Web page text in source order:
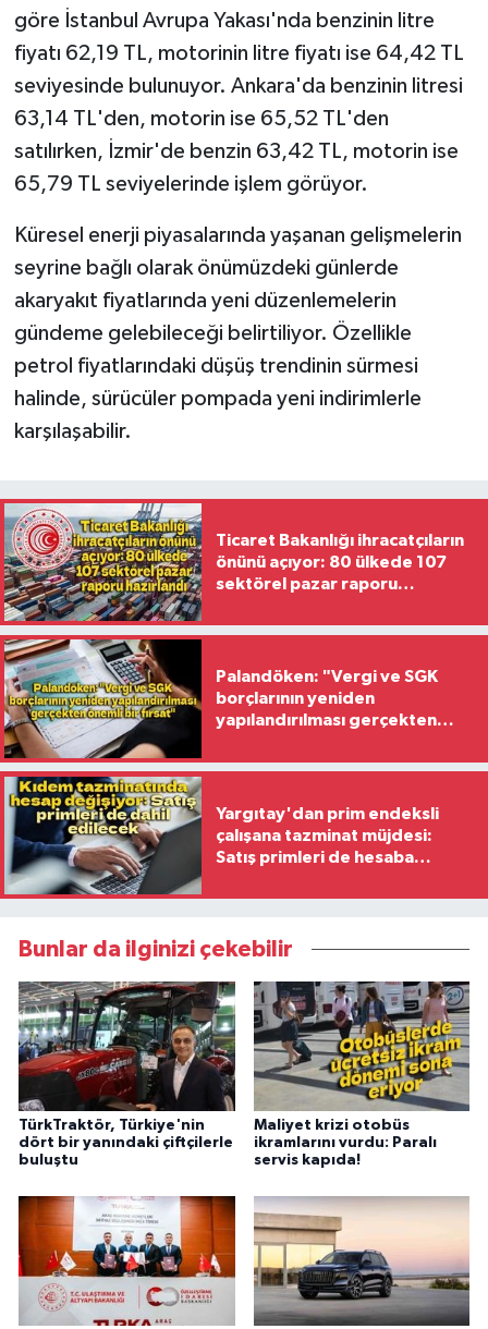
göre İstanbul Avrupa Yakası'nda benzinin litre
fiyatı 62,19 TL, motorinin litre fiyatı ise 64,42 TL
seviyesinde bulunuyor. Ankara'da benzinin litresi
63,14 TL'den, motorin ise 65,52 TL'den
satılırken, İzmir'de benzin 63,42 TL, motorin ise
65,79 TL seviyelerinde işlem görüyor.
Küresel enerji piyasalarında yaşanan gelişmelerin
seyrine bağlı olarak önümüzdeki günlerde
akaryakıt fiyatlarında yeni düzenlemelerin
gündeme gelebileceği belirtiliyor. Özellikle
petrol fiyatlarındaki düşüş trendinin sürmesi
halinde, sürücüler pompada yeni indirimlerle
karşılaşabilir.
Ticaret Bakanlığı ihracatçıların
önünü açıyor: 80 ülkede 107
sektörel pazar raporu
Palandöken: "Vergi ve SGK
borçlarının yeniden
yapılandırılması gerçekten
Yargıtay'dan prim endeksli
çalışana tazminat müjdesi:
Satış primleri de hesaba
Bunlar da ilginizi çekebilir
TürkTraktör, Türkiye'nin
dört bir yanındaki çiftçilerle
buluştu
Maliyet krizi otobüs
ikramlarını vurdu: Paralı
servis kapıda!